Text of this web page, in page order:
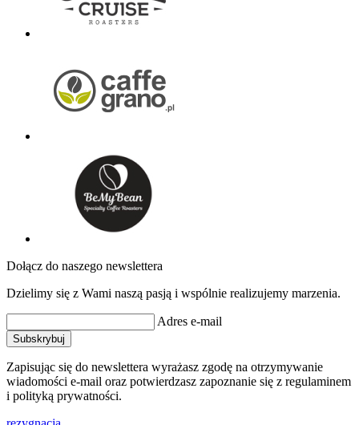
Dołącz do naszego newslettera
Dzielimy się z Wami naszą pasją i wspólnie realizujemy marzenia.
Adres e-mail
Subskrybuj
Zapisując się do newslettera wyrażasz zgodę na otrzymywanie
wiadomości e-mail oraz potwierdzasz zapoznanie się z regulaminem
i polityką prywatności.